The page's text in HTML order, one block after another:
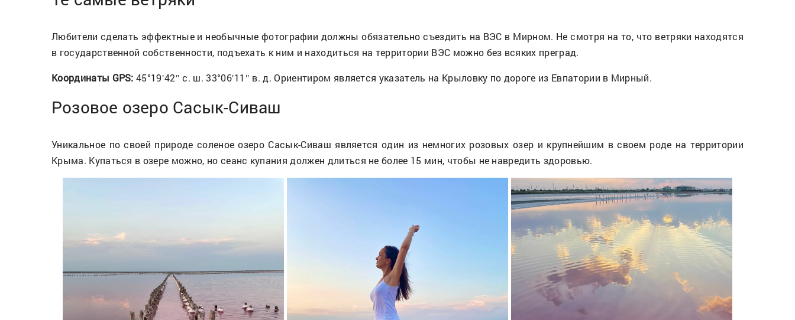
Любители сделать эффектные и необычные фотографии должны обязательно съездить на ВЭС в Мирном. Не смотря на то, что ветряки находятся
в государственной собственности, подъехать к ним и находиться на территории ВЭС можно без всяких преград.
Координаты GPS: 45°19′42″ с. ш. 33°06′11″ в. д. Ориентиром является указатель на Крыловку по дороге из Евпатории в Мирный.
Розовое озеро Сасык-Сиваш
Уникальное по своей природе соленое озеро Сасык-Сиваш является один из немногих розовых озер и крупнейшим в своем роде на территории
Крыма. Купаться в озере можно, но сеанс купания должен длиться не более 15 мин, чтобы не навредить здоровью.